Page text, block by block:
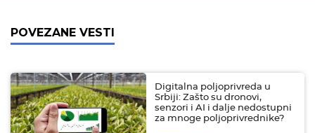
POVEZANE VESTI
Digitalna poljoprivreda u
Srbiji: Zašto su dronovi,
senzori i AI i dalje nedostupni
za mnoge poljoprivrednike?